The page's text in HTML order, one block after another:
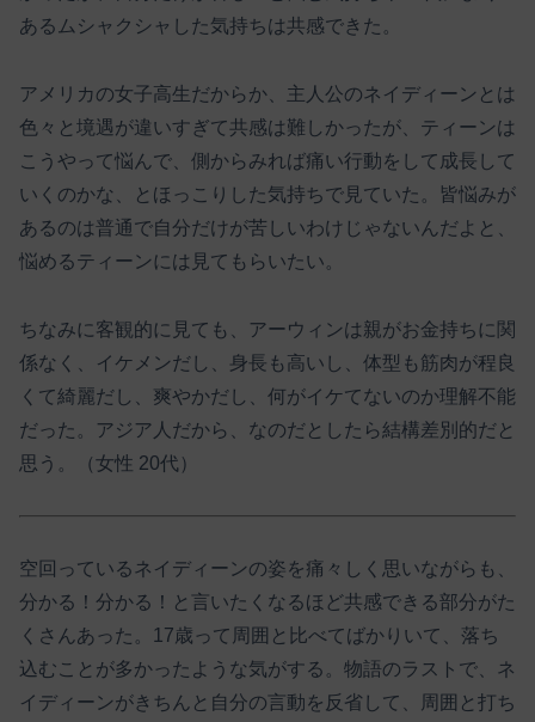
あるムシャクシャした気持ちは共感できた。
アメリカの女子高生だからか、主人公のネイディーンとは
色々と境遇が違いすぎて共感は難しかったが、ティーンは
こうやって悩んで、側からみれば痛い行動をして成長して
いくのかな、とほっこりした気持ちで見ていた。皆悩みが
あるのは普通で自分だけが苦しいわけじゃないんだよと、
悩めるティーンには見てもらいたい。
ちなみに客観的に見ても、アーウィンは親がお金持ちに関
係なく、イケメンだし、身長も高いし、体型も筋肉が程良
くて綺麗だし、爽やかだし、何がイケてないのか理解不能
だった。アジア人だから、なのだとしたら結構差別的だと
思う。（女性 20代）
空回っているネイディーンの姿を痛々しく思いながらも、
分かる！分かる！と言いたくなるほど共感できる部分がた
くさんあった。17歳って周囲と比べてばかりいて、落ち
込むことが多かったような気がする。物語のラストで、ネ
イディーンがきちんと自分の言動を反省して、周囲と打ち